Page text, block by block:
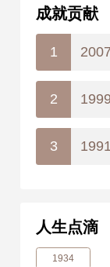
成就贡献
1
2
3
人生点滴
1934